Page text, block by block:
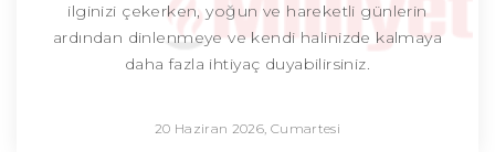
ilginizi çekerken, yoğun ve hareketli günlerin
ardından dinlenmeye ve kendi halinizde kalmaya
daha fazla ihtiyaç duyabilirsiniz.
20 Haziran 2026, Cumartesi